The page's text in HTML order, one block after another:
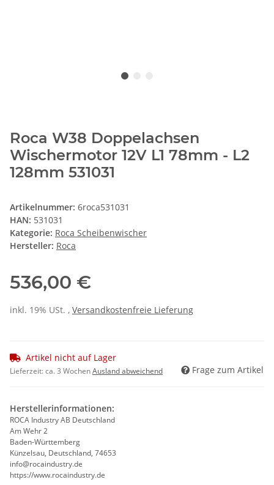
Roca W38 Doppelachsen
Wischermotor 12V L1 78mm - L2
128mm 531031
Artikelnummer: 6roca531031
HAN: 531031
Kategorie: Roca Scheibenwischer
Hersteller: Roca
536,00 €
inkl. 19% USt. , Versandkostenfreie Lieferung
Artikel nicht auf Lager
Lieferzeit:ca. 3 WochenAusland abweichend Frage zum Artikel
Herstellerinformationen:
ROCA Industry AB Deutschland
Am Wehr 2
Baden-Württemberg
Künzelsau, Deutschland, 74653
info@rocaindustry.de
https://www.rocaindustry.de